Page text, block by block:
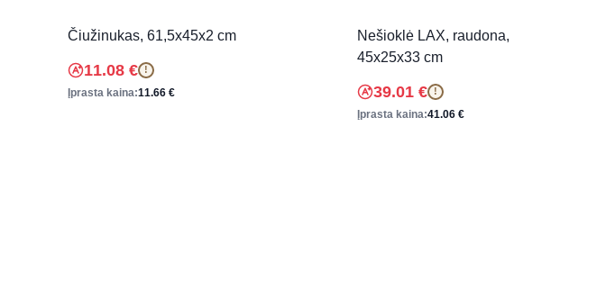
Čiužinukas, 61,5x45x2 cm
11.08 € !
Įprasta kaina:11.66 €
Nešioklė LAX, raudona,
45x25x33 cm
39.01 € !
Įprasta kaina:41.06 €